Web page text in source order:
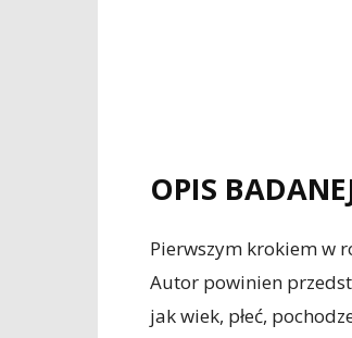
OPIS
Pierwszym krokiem w
Autor powinien
jak wiek, płeć,